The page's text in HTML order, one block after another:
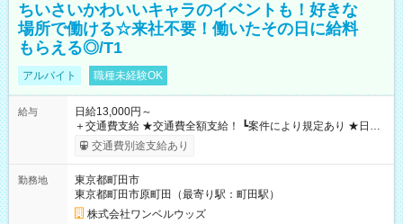
ちいさいかわいいキャラのイベントも！好きな
場所で働ける☆来社不要！働いたその日に給料
もらえる◎/T1
アルバイト 職種未経験OK
給与
日給13,000円～
＋交通費支給 ★交通費全額支給！ ┗案件により規定あり ★日払
いOK！（規定あり） ┗働いたその日に現金GET♪ お仕事後はコ
ンビニATMから 日払い分を引き落とせます！ 【試用期間】試
交通費別途支給あり
勤務地
東京都町田市
東京都町田市原町田（最寄り駅：町田駅）
株式会社ワンベルウッズ